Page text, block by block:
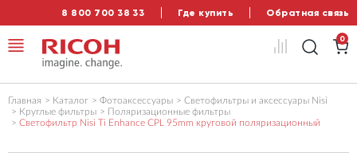
8 800 700 38 33 Где купить Обратная связь
0
Главная Каталог Фотоаксессуары
Светофильтры и аксессуары Nisi
Круглые фильтры
Поляризационные фильтры
Светофильтр Nisi Ti Enhance CPL 95mm круговой поляризационный